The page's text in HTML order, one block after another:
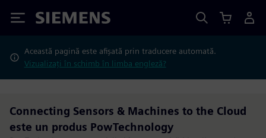
Siemens
Această pagină este afișată prin traducere automată.
Vizualizați în schimb în limba engleză?
Connecting Sensors & Machines to the Cloud
este un produs PowTechnology